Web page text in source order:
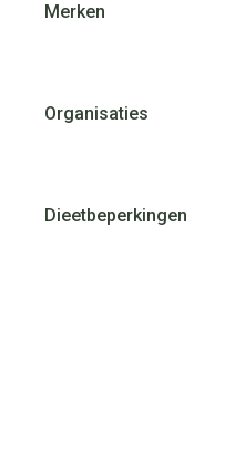
Merken
Organisaties
Dieetbeperkingen